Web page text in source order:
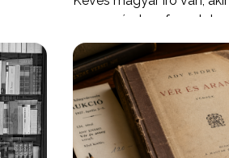
nagy számban forogtak
és kevés olyan is, akinek
biztosan megidézi a
könyv” fogalmát. Éppen
esetében az értéket
szerző neve adja. A piac
napjainkig inkább azt